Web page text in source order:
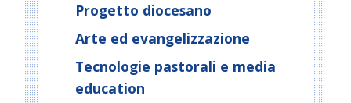
Progetto diocesano
Arte ed evangelizzazione
Tecnologie pastorali e media
education